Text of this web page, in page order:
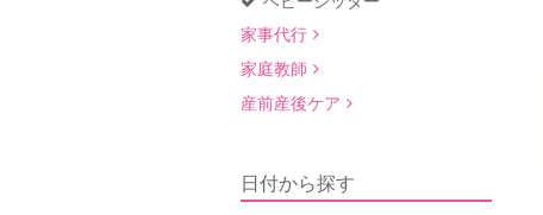
家事代行
家庭教師
産前産後ケア
日付から探す